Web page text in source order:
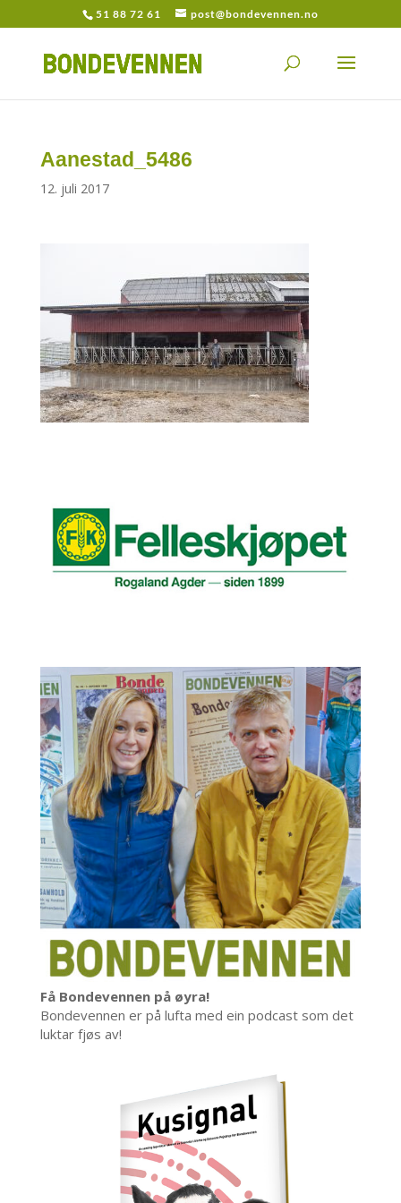
51 88 72 61 post@bondevennen.no
Aanestad_5486
12. juli 2017
Få Bondevennen på øyra!
Bondevennen er på lufta med ein podcast som det
luktar fjøs av!